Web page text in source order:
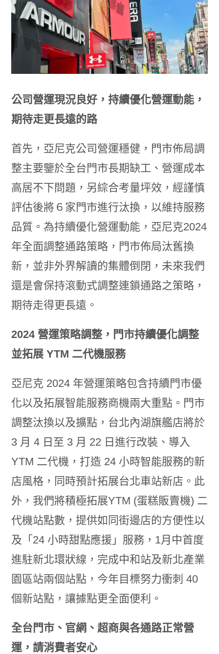
公司營運現況良好，持續優化營運動能，
期待走更長遠的路
首先，亞尼克公司營運穩健，門市佈局調
整主要鑒於全台門市長期缺工、營運成本
高居不下問題，另綜合考量坪效，經謹慎
評估後將６家門市進行汰換，以維持服務
品質。為持續優化營運動能，亞尼克2024
年全面調整通路策略，門市佈局汰舊換
新，並非外界解讀的集體倒閉，未來我們
還是會保持滾動式調整連鎖通路之策略，
期待走得更長遠。
2024 營運策略調整，門市持續優化調整
並拓展 YTM 二代機服務
亞尼克 2024 年營運策略包含持續門市優
化以及拓展智能服務商機兩大重點。門市
調整汰換以及擴點，台北內湖旗艦店將於
3 月 4 日至 3 月 22 日進行改裝、導入
YTM 二代機，打造 24 小時智能服務的新
店風格，同時預計拓展台北車站新店。此
外，我們將積極拓展YTM (蛋糕販賣機) 二
代機站點數，提供如同街邊店的方便性以
及「24 小時甜點應援」服務，1月中首度
進駐新北環狀線，完成中和站及新北產業
園區站兩個站點，今年目標努力衝刺 40
個新站點，讓據點更全面便利。
全台門市、官網、超商與各通路正常營
運，請消費者安心